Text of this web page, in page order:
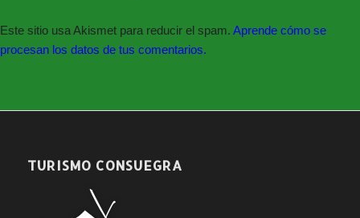
12.Dar cuenta: Periodo medio de pago e informe de
morosidad del 3º trimestre 2022.
13.Dar cuenta de los Decretos de Alcaldía número 1220 a
Este sitio usa Akismet para reducir el spam. Aprende cómo se
procesan los datos de tus comentarios.
TURISMO CONSUEGRA